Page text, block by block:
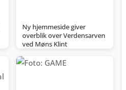
Ny hjemmeside giver
overblik over Verdensarven
ved Møns Klint